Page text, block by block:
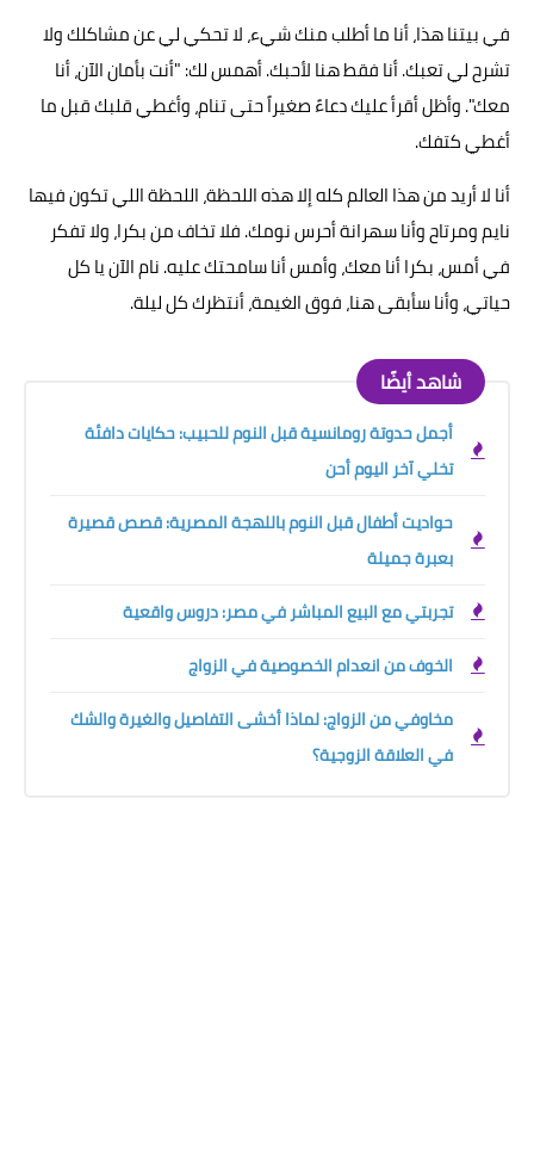
في بيتنا هذا، أنا ما أطلب منك شيء، لا تحكي لي عن مشاكلك ولا
تشرح لي تعبك. أنا فقط هنا لأحبك. أهمس لك: "أنت بأمان الآن، أنا
معك". وأظل أقرأ عليك دعاءً صغيراً حتى تنام، وأغطي قلبك قبل ما
أغطي كتفك.
أنا لا أريد من هذا العالم كله إلا هذه اللحظة، اللحظة اللي تكون فيها
نايم ومرتاح وأنا سهرانة أحرس نومك. فلا تخاف من بكرا، ولا تفكر
في أمس، بكرا أنا معك، وأمس أنا سامحتك عليه. نام الآن يا كل
حياتي، وأنا سأبقى هنا، فوق الغيمة، أنتظرك كل ليلة.
شاهد أيضًا
أجمل حدوتة رومانسية قبل النوم للحبيب: حكايات دافئة
تخلي آخر اليوم أحن
حواديت أطفال قبل النوم باللهجة المصرية: قصص قصيرة
بعبرة جميلة
تجربتي مع البيع المباشر في مصر: دروس واقعية
الخوف من انعدام الخصوصية في الزواج
مخاوفي من الزواج: لماذا أخشى التفاصيل والغيرة والشك
في العلاقة الزوجية؟